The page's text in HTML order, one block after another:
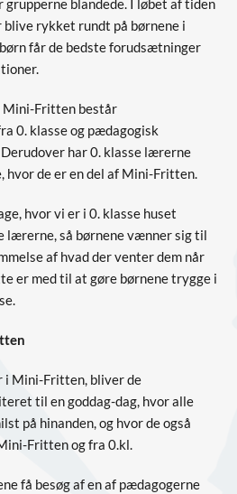
grupperne blandede. I løbet af tiden
rykket rundt på børnene i
får de bedste forudsætninger
Fritten består
0. klasse og pædagogisk
har 0. klasse lærerne
hvor de er en del af Mini-Fritten.
hvor vi er i 0. klasse huset
lærerne, så børnene vænner sig til
af hvad der venter dem når
er med til at gøre børnene trygge i
i Mini-Fritten, bliver de
til en goddag-dag, hvor alle
på hinanden, og hvor de også
Fritten og fra 0.kl.
få besøg af en af pædagogerne